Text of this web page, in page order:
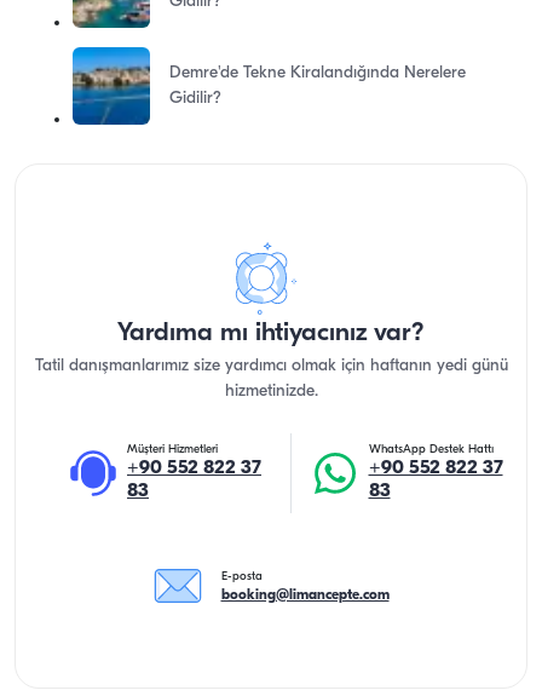
Demre'de Tekne Kiralandığında Nerelere
Gidilir?
Yardıma mı ihtiyacınız var?
Tatil danışmanlarımız size yardımcı olmak için haftanın yedi günü
hizmetinizde.
Müşteri Hizmetleri
+90 552 822 37
83
WhatsApp Destek Hattı
+90 552 822 37
83
E-posta
booking@limancepte.com